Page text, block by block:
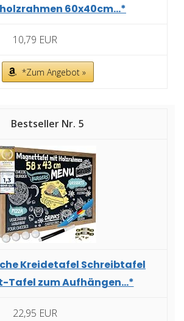
60x40cm...*
10,79 EUR
*Zum Angebot »
5
Kreidetafel Schreibtafel
Tafel zum Aufhängen...*
22,95 EUR